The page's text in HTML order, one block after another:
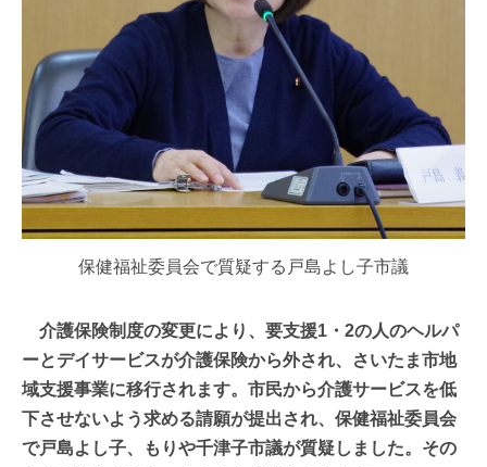
保健福祉委員会で質疑する戸島よし子市議
介護保険制度の変更により、要支援1・2の人のヘルパ
ーとデイサービスが介護保険から外され、さいたま市地
域支援事業に移行されます。市民から介護サービスを低
下させないよう求める請願が提出され、保健福祉委員会
で戸島よし子、もりや千津子市議が質疑しました。その